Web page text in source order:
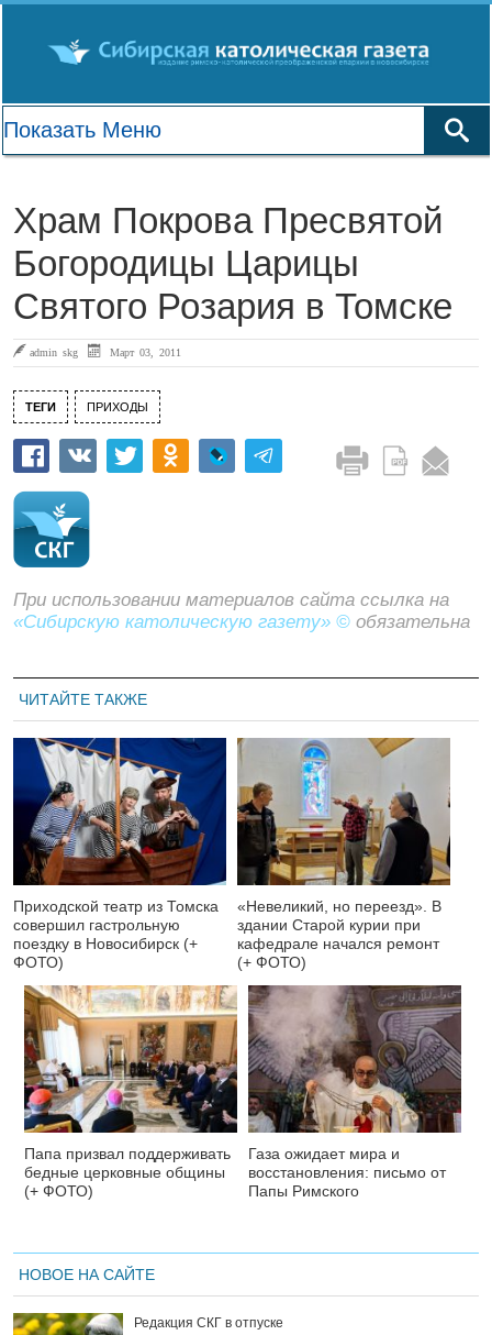
Храм Покрова Пресвятой
Богородицы Царицы
Святого Розария в Томске
admin skg Март 03, 2011
ТЕГИ ПРИХОДЫ
При использовании материалов сайта ссылка на
«Сибирскую католическую газету» © обязательна
ЧИТАЙТЕ ТАКЖЕ
Приходской театр из Томска
совершил гастрольную
поездку в Новосибирск (+
ФОТО)
«Невеликий, но переезд». В
здании Старой курии при
кафедрале начался ремонт
(+ ФОТО)
Папа призвал поддерживать
бедные церковные общины
(+ ФОТО)
Газа ожидает мира и
восстановления: письмо от
Папы Римского
НОВОЕ НА САЙТЕ
Редакция СКГ в отпуске